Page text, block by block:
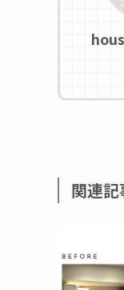
関連記